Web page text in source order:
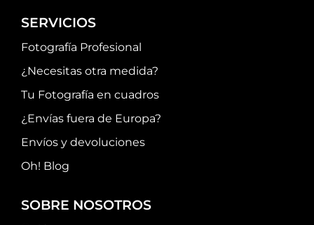
SERVICIOS
Fotografía Profesional
¿Necesitas otra medida?
Tu Fotografía en cuadros
¿Envías fuera de Europa?
Envíos y devoluciones
Oh! Blog
SOBRE NOSOTROS